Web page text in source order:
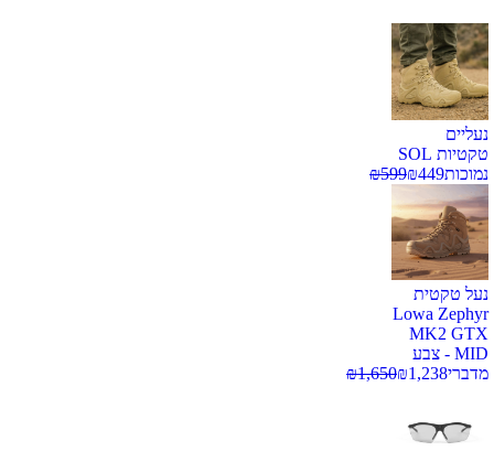
נעליים
טקטיות SOL
נמוכות
₪449
₪599
נעל טקטית
Lowa Zephyr
MK2 GTX
MID - צבע
מדברי
₪1,238
₪1,650